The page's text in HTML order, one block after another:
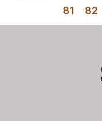
81
82